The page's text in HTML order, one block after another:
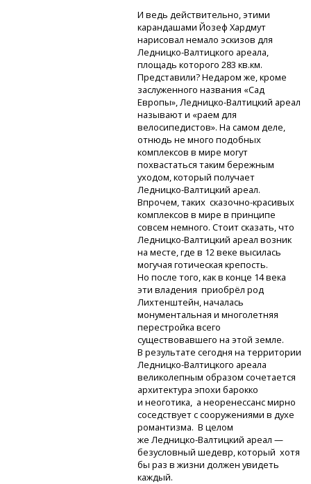
И ведь действительно, этими
карандашами Йозеф Хардмут
нарисовал немало эскизов для
Ледницко-Валтицкого ареала,
площадь которого 283 кв.км.
Представили? Недаром же, кроме
заслуженного названия «Сад
Европы»,Ледницко-Валтицкий ареал
называют и «раем для
велосипедистов». На самом деле,
отнюдь не много подобных
комплексов в мире могут
похвастаться таким бережным
уходом, который получает
Ледницко-Валтицкий ареал.
Впрочем, такихсказочно-красивых
комплексов в мире в принципе
совсем немного. Стоит сказать, что
Ледницко-Валтицкий ареал возник
на месте, где в 12 веке высилась
могучая готическая крепость.
Но после того, как в конце 14 века
эти владения приобрёл род
Лихтенштейн, началась
монументальная и многолетняя
перестройка всего
существовавшего на этой земле.
В результате сегодня на территории
Ледницко-Валтицкого ареала
великолепным образом сочетается
архитектура эпохи барокко
и неоготика, а неоренессанс мирно
соседствует с сооружениями в духе
романтизма. В целом
же Ледницко-Валтицкий ареал —
безусловный шедевр, который хотя
бы раз в жизни должен увидеть
каждый.